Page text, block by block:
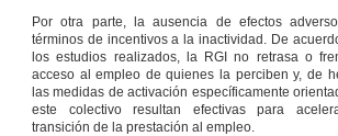
Competencia.
Artículo 68
Principios
informadores.
Artículo 69
Derechos de las
Por otra parte, la ausencia de efectos
términos de incentivos a la inactividad. De
los estudios realizados, la RGI no retrasa o
acceso al empleo de quienes la perciben y, de
las medidas de activación específicamente
este colectivo resultan efectivas para
transición de la prestación al empleo.